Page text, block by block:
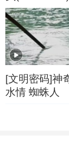
[文明密码]神
水情 蜘蛛人